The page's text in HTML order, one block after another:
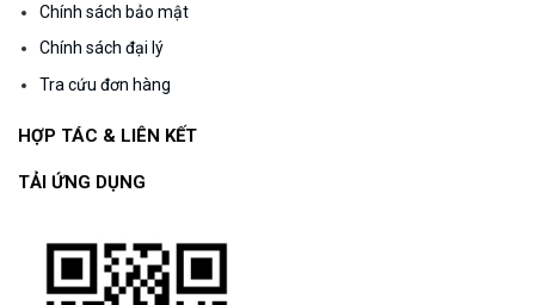
Chính sách bảo mật
Chính sách đại lý
Tra cứu đơn hàng
HỢP TÁC & LIÊN KẾT
TẢI ỨNG DỤNG